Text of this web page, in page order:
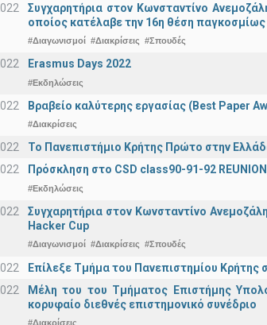
Συγχαρητήρια στον Κωνσταντίνο
οποίος κατέλαβε την 16η θέση
#Διαγωνισμοί #Διακρίσεις #Σπουδές
Erasmus Days 2022
#Εκδηλώσεις
Βραβείο καλύτερης εργασίας (Best Paper
#Διακρίσεις
Το Πανεπιστήμιο Κρήτης Πρώτο στην
Πρόσκληση στο CSD class90-91-92
#Εκδηλώσεις
Συγχαρητήρια στον Κωνσταντίνο
Hacker Cup
#Διαγωνισμοί #Διακρίσεις #Σπουδές
Επίλεξε Τμήμα του Πανεπιστημίου Κρήτης
Μέλη του του Τμήματος Επιστήμης
κορυφαίο διεθνές επιστημονικό συνέδριο
#Διακρίσεις